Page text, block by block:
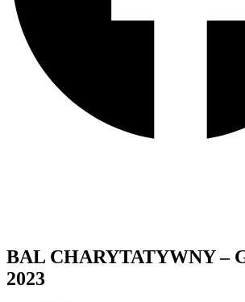
BAL CHARYTATYWNY –
2023